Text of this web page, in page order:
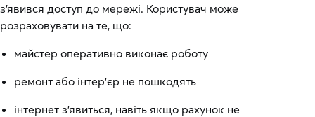
з’явився доступ до мережі. Користувач може
розраховувати на те, що:
майстер оперативно виконає роботу
ремонт або інтер’єр не пошкодять
інтернет з’явиться, навіть якщо рахунок не